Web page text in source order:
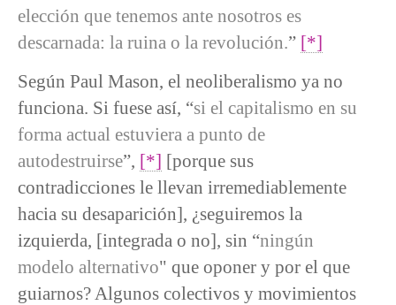
elección que tenemos ante nosotros es
descarnada: la ruina o la revolución.” [*]
Según Paul Mason, el neoliberalismo ya no
funciona. Si fuese así, “si el capitalismo en su
forma actual estuviera a punto de
autodestruirse”, [*] [porque sus
contradicciones le llevan irremediablemente
hacia su desaparición], ¿seguiremos la
izquierda, [integrada o no], sin “ningún
modelo alternativo" que oponer y por el que
guiarnos? Algunos colectivos y movimientos